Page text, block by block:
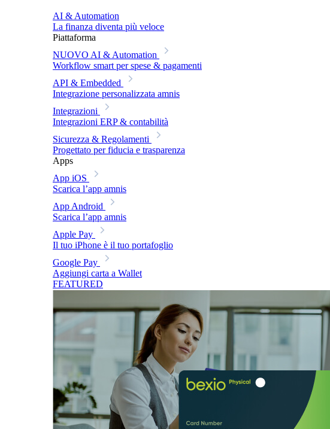
AI & Automation
La finanza diventa più veloce
Piattaforma
NUOVO AI & Automation
Workflow smart per spese & pagamenti
API & Embedded
Integrazione personalizzata amnis
Integrazioni
Integrazioni ERP & contabilità
Sicurezza & Regolamenti
Progettato per fiducia e trasparenza
Apps
App iOS
Scarica l’app amnis
App Android
Scarica l’app amnis
Apple Pay
Il tuo iPhone è il tuo portafoglio
Google Pay
Aggiungi carta a Wallet
FEATURED